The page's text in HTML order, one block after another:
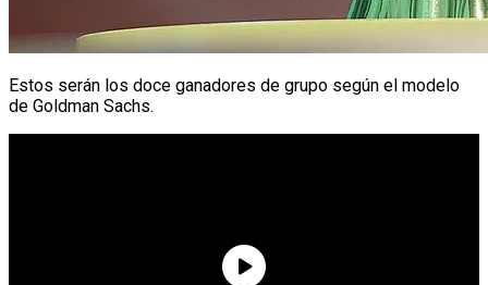
Estos serán los doce ganadores de grupo según el modelo
de Goldman Sachs.